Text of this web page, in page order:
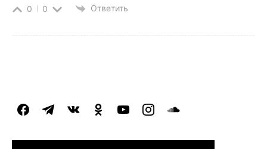
0 0 Ответить
facebooktelegramvkontakteodnoklassniki
youtubeinstagramsoundcloud